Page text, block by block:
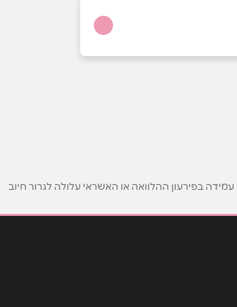
בפירעון ההלוואה או האשראי עלולה לגרור חיוב